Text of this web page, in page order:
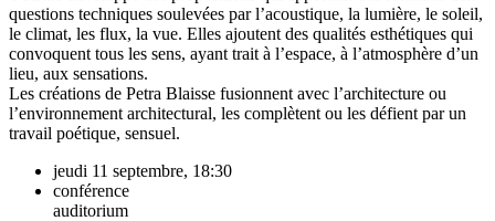
questions techniques soulevées par l’acoustique, la lumière, le soleil,
le climat, les flux, la vue. Elles ajoutent des qualités esthétiques qui
convoquent tous les sens, ayant trait à l’espace, à l’atmosphère d’un
lieu, aux sensations.
Les créations de Petra Blaisse fusionnent avec l’architecture ou
l’environnement architectural, les complètent ou les défient par un
travail poétique, sensuel.
jeudi 11 septembre, 18:30
conférence
auditorium